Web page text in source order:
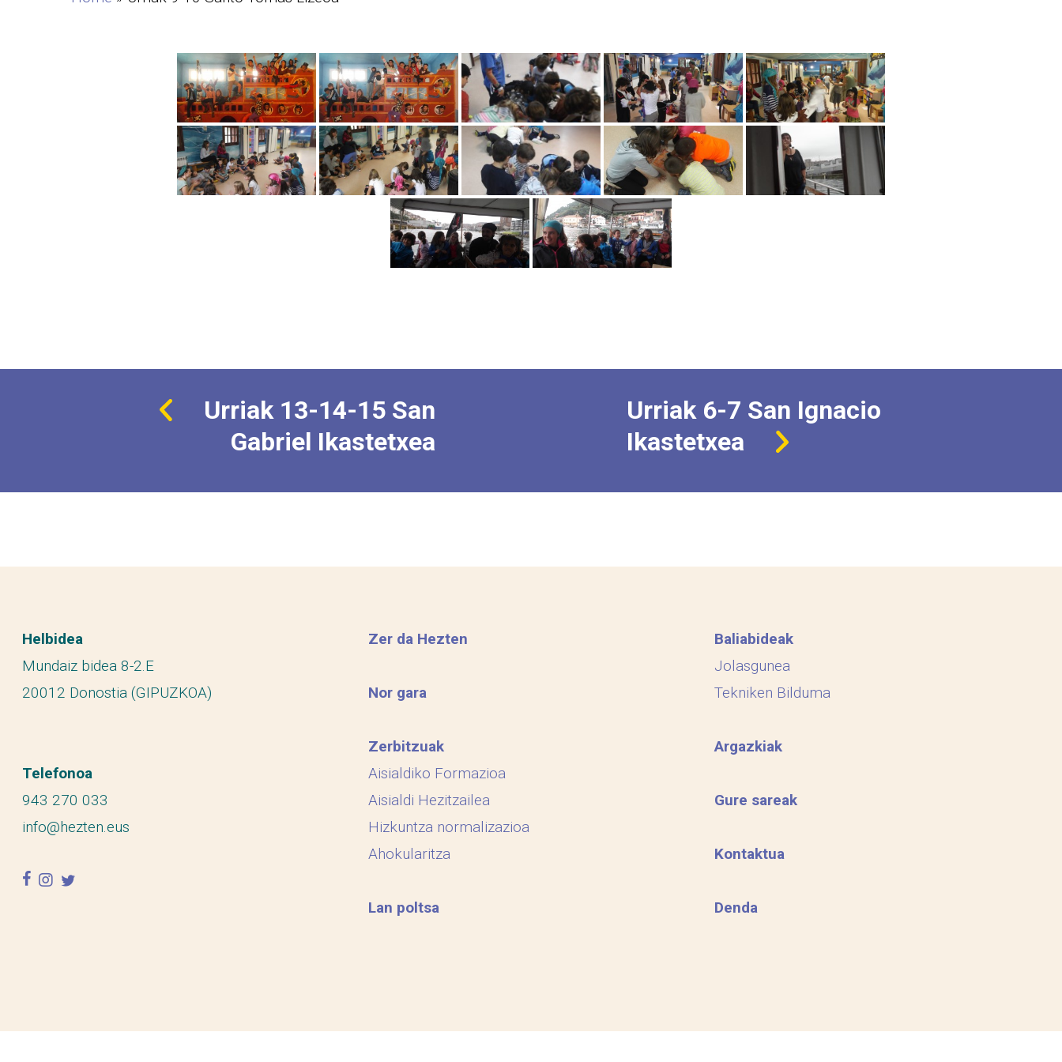
Urriak 13-14-15 San
Gabriel Ikastetxea
Urriak 6-7 San Ignacio
Ikastetxea
Helbidea
Mundaiz bidea 8-2.E
20012 Donostia (GIPUZKOA)
Telefonoa
943 270 033
info@hezten.eus
facebook
instagram
twitter
Zer da Hezten
Nor gara
Zerbitzuak
Aisialdiko Formazioa
Aisialdi Hezitzailea
Hizkuntza normalizazioa
Ahokularitza
Lan poltsa
Baliabideak
Jolasgunea
Tekniken Bilduma
Argazkiak
Gure sareak
Kontaktua
Denda